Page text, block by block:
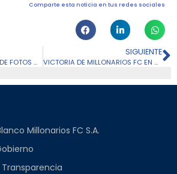
Comparte esta noticia en tus redes sociales
AQUÍ ESTÁ LA GALERÍA DE FOTOS DEL DEBUT EN CUADRANGULARES FINALES
SIGUIENTE
VICTORIA DE MILLONARIOS FC EN SUDAMERICANA Y LOS AZULES SE MANTIENEN DE LÍDERES EN EL GRUPO F
Millonarios FC S.A.